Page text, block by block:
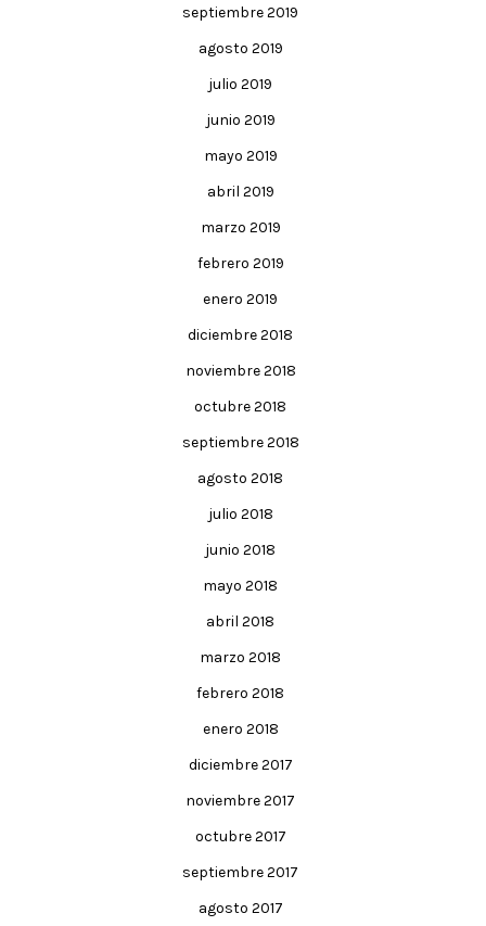
septiembre 2019
agosto 2019
julio 2019
junio 2019
mayo 2019
abril 2019
marzo 2019
febrero 2019
enero 2019
diciembre 2018
noviembre 2018
octubre 2018
septiembre 2018
agosto 2018
julio 2018
junio 2018
mayo 2018
abril 2018
marzo 2018
febrero 2018
enero 2018
diciembre 2017
noviembre 2017
octubre 2017
septiembre 2017
agosto 2017